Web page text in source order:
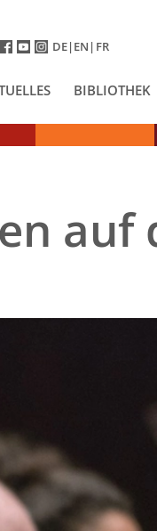
DE EN FR
BIBLIOTHEK
auf